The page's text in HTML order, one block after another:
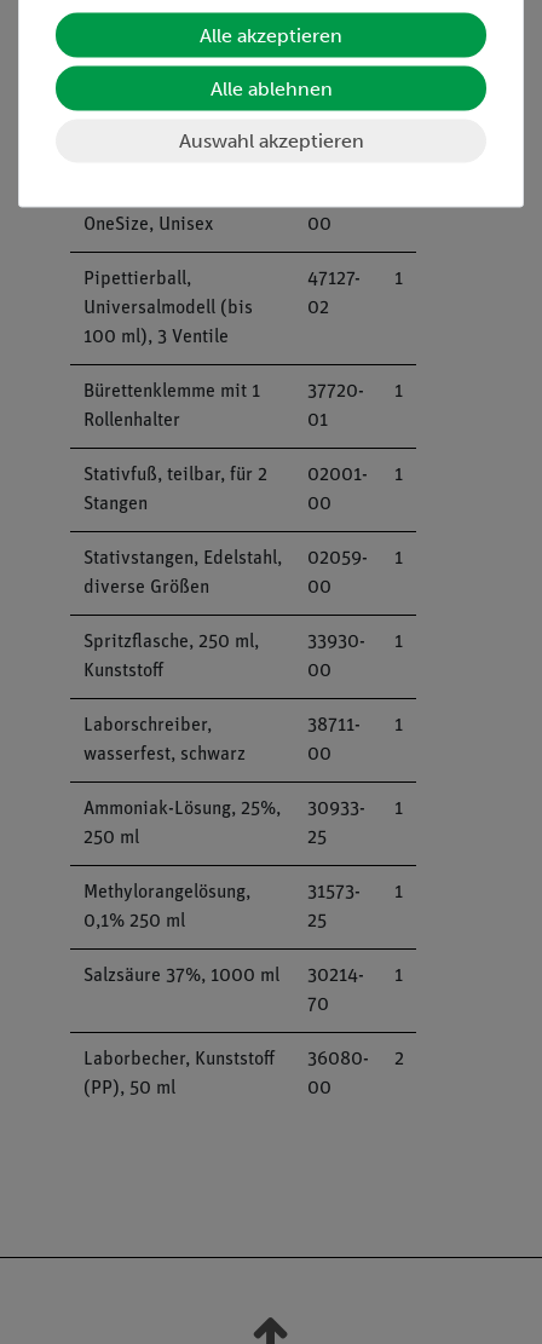
Trichter, Kunststoff (PP),
Oben-d = 40 mm
36888-
00
Messpipette, 5 ml,
Teilung 0,1 ml
36599-
00
1
OneSize, Unisex
00
Pipettierball,
Universalmodell (bis
100 ml), 3 Ventile
47127-
02
1
Bürettenklemme mit 1
Rollenhalter
37720-
01
1
Stativfuß, teilbar, für 2
Stangen
02001-
00
1
Stativstangen, Edelstahl,
diverse Größen
02059-
00
1
Spritzflasche, 250 ml,
Kunststoff
33930-
00
1
Laborschreiber,
wasserfest, schwarz
38711-
00
1
Ammoniak-Lösung, 25%,
250 ml
30933-
25
1
Methylorangelösung,
0,1% 250 ml
31573-
25
1
Salzsäure 37%, 1000 ml
30214-
70
1
Laborbecher, Kunststoff
(PP), 50 ml
36080-
00
2
Alle akzeptieren
Alle ablehnen
Auswahl akzeptieren